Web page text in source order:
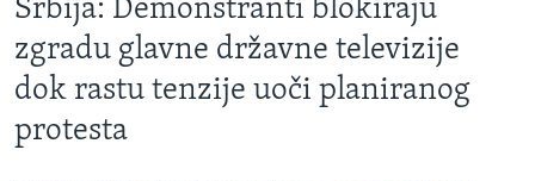
Srbija: Demonstranti blokiraju
zgradu glavne državne televizije
dok rastu tenzije uoči planiranog
protesta